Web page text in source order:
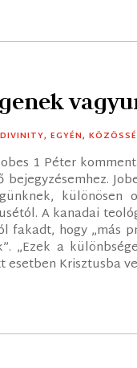
DIVINITY,EGYÉN,
1 Péter
bejegyzésemhez.
különösen
A kanadai
fakadt, hogy „más
„Ezek a
esetben Krisztusba